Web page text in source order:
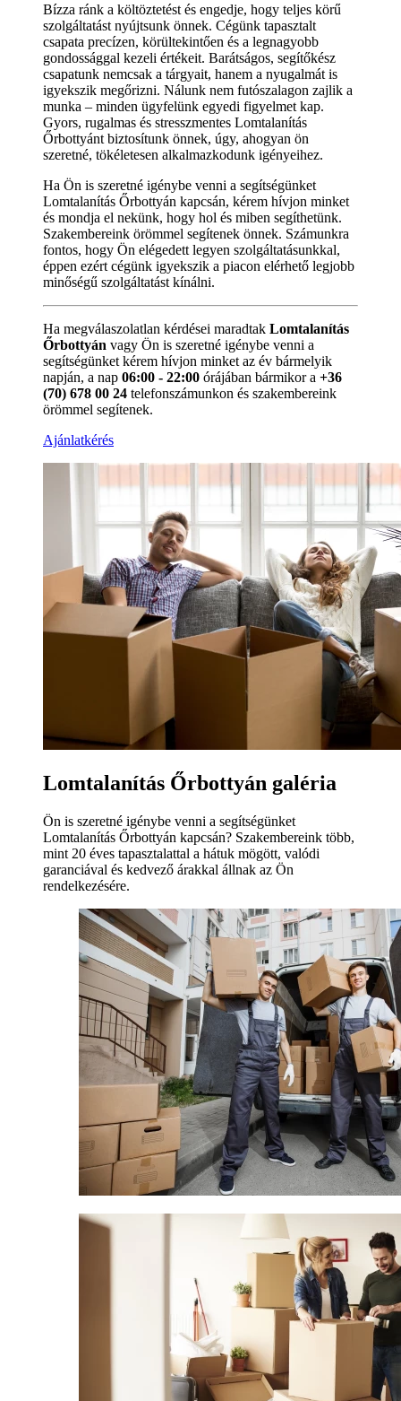
Bízza ránk a költöztetést és engedje, hogy teljes körű
szolgáltatást nyújtsunk önnek. Cégünk tapasztalt
csapata precízen, körültekintően és a legnagyobb
gondossággal kezeli értékeit. Barátságos, segítőkész
csapatunk nemcsak a tárgyait, hanem a nyugalmát is
igyekszik megőrizni. Nálunk nem futószalagon zajlik a
munka – minden ügyfelünk egyedi figyelmet kap.
Gyors, rugalmas és stresszmentes Lomtalanítás
Őrbottyánt biztosítunk önnek, úgy, ahogyan ön
szeretné, tökéletesen alkalmazkodunk igényeihez.
Ha Ön is szeretné igénybe venni a segítségünket
Lomtalanítás Őrbottyán kapcsán, kérem hívjon minket
és mondja el nekünk, hogy hol és miben segíthetünk.
Szakembereink örömmel segítenek önnek. Számunkra
fontos, hogy Ön elégedett legyen szolgáltatásunkkal,
éppen ezért cégünk igyekszik a piacon elérhető legjobb
minőségű szolgáltatást kínálni.
Ha megválaszolatlan kérdései maradtak Lomtalanítás
Őrbottyán vagy Ön is szeretné igénybe venni a
segítségünket kérem hívjon minket az év bármelyik
napján, a nap 06:00 - 22:00 órájában bármikor a +36
(70) 678 00 24 telefonszámunkon és szakembereink
örömmel segítenek.
Ajánlatkérés
Lomtalanítás Őrbottyán galéria
Ön is szeretné igénybe venni a segítségünket
Lomtalanítás Őrbottyán kapcsán? Szakembereink több,
mint 20 éves tapasztalattal a hátuk mögött, valódi
garanciával és kedvező árakkal állnak az Ön
rendelkezésére.